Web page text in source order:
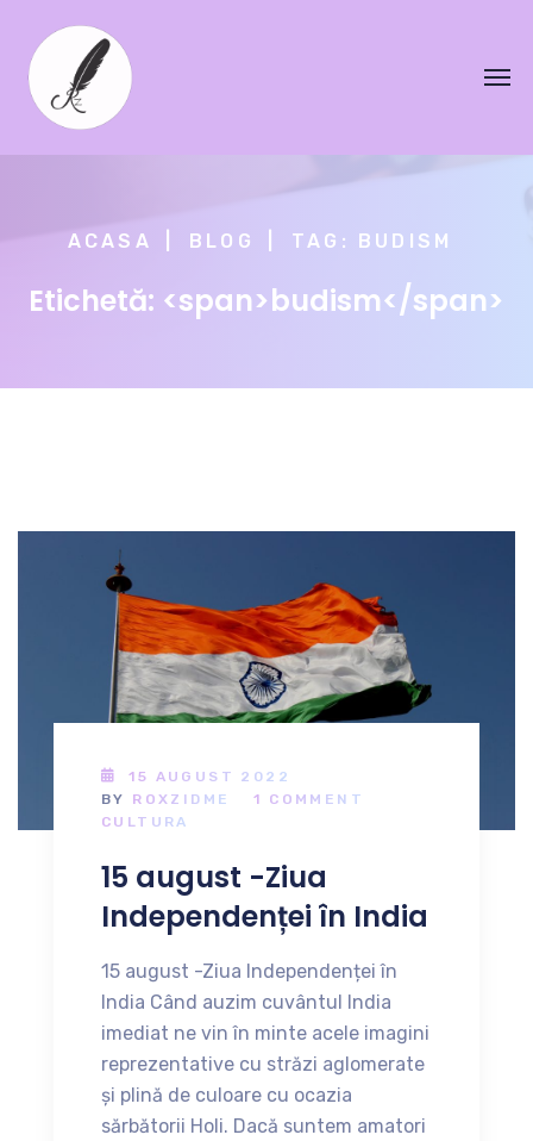
ACASA BLOG TAG: BUDISM
Etichetă: <span>budism</span>
15 AUGUST 2022
BY ROXZIDME
1 COMMENT
CULTURA
15 august -Ziua
Independenței în India
15 august -Ziua Independenței în
India Când auzim cuvântul India
imediat ne vin în minte acele imagini
reprezentative cu străzi aglomerate
și plină de culoare cu ocazia
sărbătorii Holi. Dacă suntem amatori